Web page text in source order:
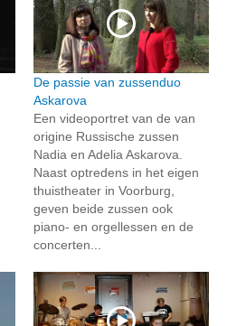
De passie van zussenduo
Askarova
Een videoportret van de van
origine Russische zussen
Nadia en Adelia Askarova.
Naast optredens in het eigen
thuistheater in Voorburg,
geven beide zussen ook
piano- en orgellessen en de
concerten...